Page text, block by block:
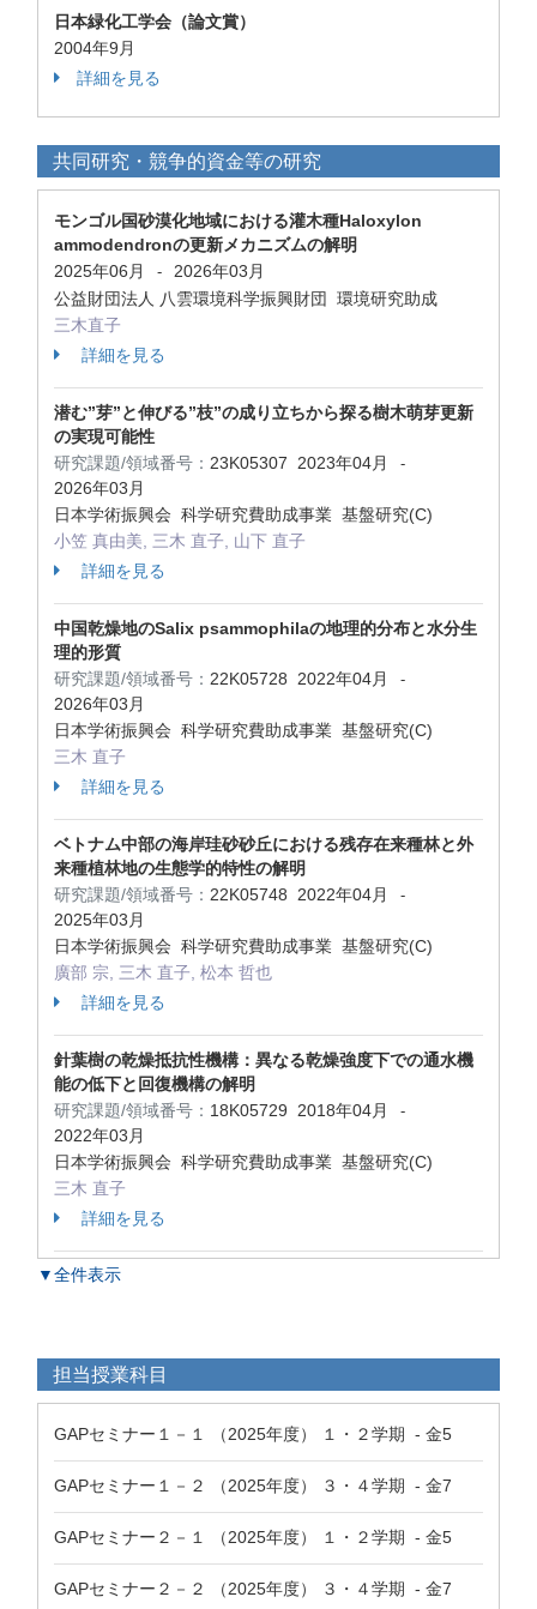
日本緑化工学会（論文賞）
2004年9月
詳細を見る
共同研究・競争的資金等の研究
モンゴル国砂漠化地域における灌木種Haloxylon
ammodendronの更新メカニズムの解明
2025年06月
-
2026年03月
公益財団法人 八雲環境科学振興財団 環境研究助成
三木直子
詳細を見る
潜む”芽”と伸びる”枝”の成り立ちから探る樹木萌芽更新
の実現可能性
研究課題/領域番号： 23K05307 2023年04月 -
2026年03月
日本学術振興会 科学研究費助成事業 基盤研究(C)
小笠 真由美, 三木 直子, 山下 直子
詳細を見る
中国乾燥地のSalix psammophilaの地理的分布と水分生
理的形質
研究課題/領域番号： 22K05728 2022年04月 -
2026年03月
日本学術振興会 科学研究費助成事業 基盤研究(C)
三木 直子
詳細を見る
ベトナム中部の海岸珪砂砂丘における残存在来種林と外
来種植林地の生態学的特性の解明
研究課題/領域番号： 22K05748 2022年04月 -
2025年03月
日本学術振興会 科学研究費助成事業 基盤研究(C)
廣部 宗, 三木 直子, 松本 哲也
詳細を見る
針葉樹の乾燥抵抗性機構：異なる乾燥強度下での通水機
能の低下と回復機構の解明
研究課題/領域番号： 18K05729 2018年04月 -
2022年03月
日本学術振興会 科学研究費助成事業 基盤研究(C)
三木 直子
詳細を見る
▼全件表示
担当授業科目
GAPセミナー１－１ （2025年度） １・２学期 - 金5
GAPセミナー１－２ （2025年度） ３・４学期 - 金7
GAPセミナー２－１ （2025年度） １・２学期 - 金5
GAPセミナー２－２ （2025年度） ３・４学期 - 金7